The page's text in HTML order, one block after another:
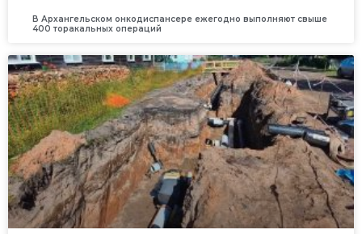
В Архангельском онкодиспансере ежегодно выполняют свыше
400 торакальных операций